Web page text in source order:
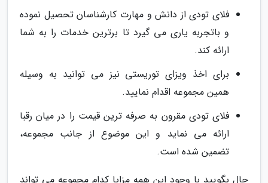
فلای تودی از دانش و مهارت کارشناسان تحصیل نموده
و باتجربه یاری می گیرد تا برترین خدمات را به شما
ارائه کند.
برای اخذ ویزای توریستی نیز می توانید به وسیله
همین مجموعه اقدام نمایید.
فلای تودی مقرون به صرفه ترین قیمت را در میان رقبا
ارائه می نماید و این موضوع از جانب مجموعه،
تضمین شده است.
حال بگویید با وجود این همه مزایا کدام مجموعه می تواند